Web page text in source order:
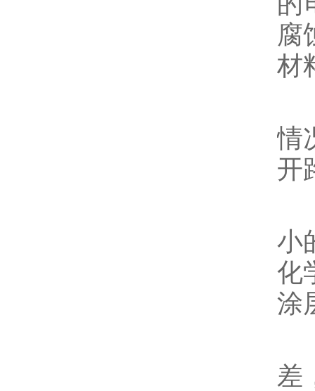
腐
材
情
开
小
化
涂
差